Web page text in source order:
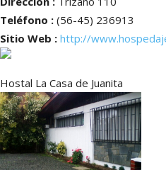
Teléfono : (56-45) 236913
Sitio Web : http://
Hostal La Casa de Juanita